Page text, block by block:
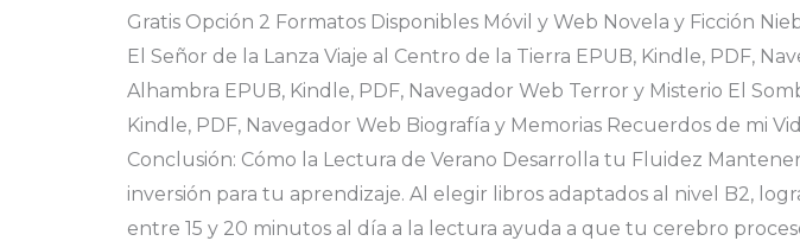
Gratis Opción 2 Formatos Disponibles Móvil y Web Novela y Ficción
El Señor de la Lanza Viaje al Centro de la Tierra EPUB, Kindle, PDF,
Alhambra EPUB, Kindle, PDF, Navegador Web Terror y Misterio El
Kindle, PDF, Navegador Web Biografía y Memorias Recuerdos de mi
Conclusión: Cómo la Lectura de Verano Desarrolla tu Fluidez
inversión para tu aprendizaje. Al elegir libros adaptados al nivel B2,
entre 15 y 20 minutos al día a la lectura ayuda a que tu cerebro